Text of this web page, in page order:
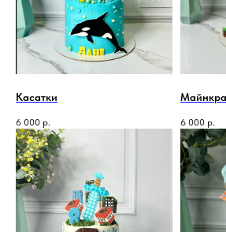
Касатки
6 000 р. 6 000 р.